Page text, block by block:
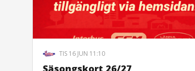
TIS 16 JUN 11:10
Säsongskort 26/27